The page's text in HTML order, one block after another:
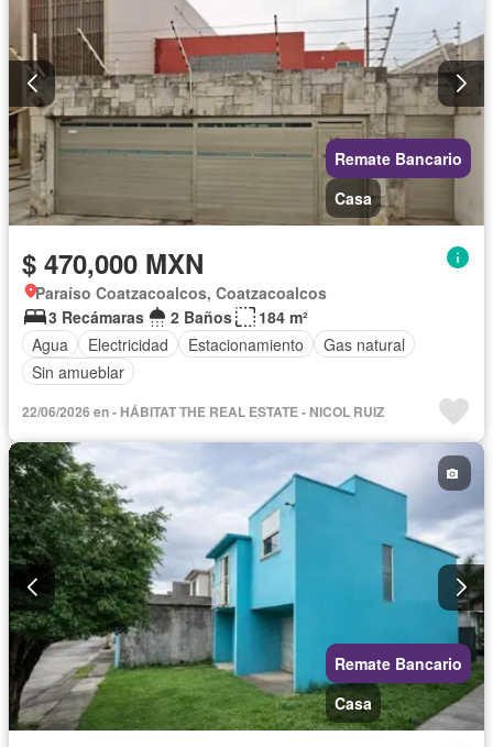
Remate Bancario
Casa
$ 470,000 MXN
Paraíso Coatzacoalcos, Coatzacoalcos
3 Recámaras
2 Baños
184 m²
Agua
Electricidad Estacionamiento
Gas natural
Sin amueblar
22/06/2026 en - HÁBITAT THE REAL ESTATE - NICOL RUIZ
Remate Bancario
Casa